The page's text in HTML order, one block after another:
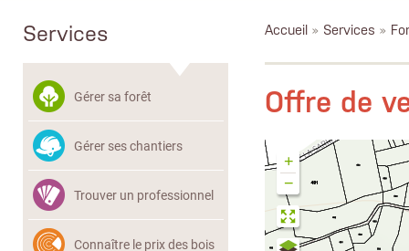
Services
Gérer sa forêt
Gérer ses chantiers
Trouver un professionnel
Connaître le prix des bois
Accueil » Services »
Offre de
+
−